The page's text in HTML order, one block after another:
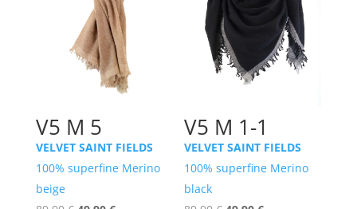
V5 M 5
VELVET SAINT FIELDS
100% superfine Merino
beige
V5 M 1-1
VELVET SAINT FIELDS
100% superfine Merino
black